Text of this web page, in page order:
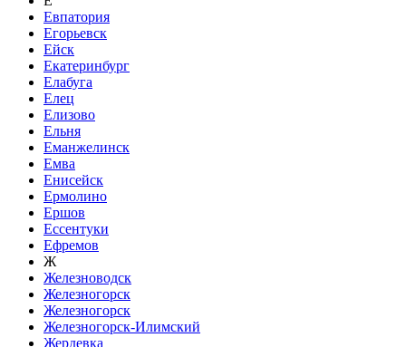
Евпатория
Егорьевск
Ейск
Екатеринбург
Елабуга
Елец
Елизово
Ельня
Еманжелинск
Емва
Енисейск
Ермолино
Ершов
Ессентуки
Ефремов
Ж
Железноводск
Железногорск
Железногорск
Железногорск-Илимский
Жердевка